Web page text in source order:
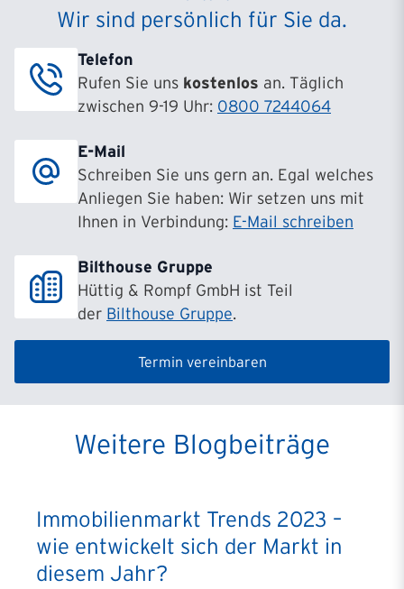
Wir sind persönlich für Sie da.
Telefon
Rufen Sie uns kostenlos an. Täglich
zwischen 9-19 Uhr: 0800 7244064
E-Mail
Schreiben Sie uns gern an. Egal welches
Anliegen Sie haben: Wir setzen uns mit
Ihnen in Verbindung: E-Mail schreiben
Bilthouse Gruppe
Hüttig & Rompf GmbH ist Teil
der Bilthouse Gruppe.
Termin vereinbaren
Weitere Blogbeiträge
Immobilienmarkt Trends 2023 –
wie entwickelt sich der Markt in
diesem Jahr?